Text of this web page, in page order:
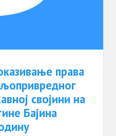
права
својини на
Бајина